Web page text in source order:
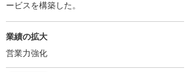
ービスを構築した。
業績の拡大
営業力強化